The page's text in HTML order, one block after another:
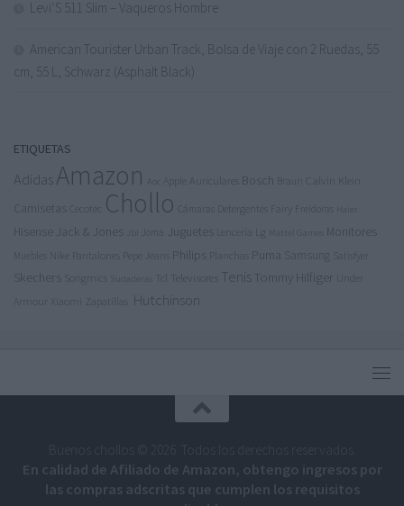
Levi’S 511 Slim – Vaqueros Hombre
American Tourister Urban Track, Bolsa de Viaje con 2 Ruedas, 55
cm, 55 L, Schwarz (Asphalt Black)
ETIQUETAS
AdidasAmazon Auriculares Bosch Braun
Camisetas Cecotec Chollo Detergentes
Hisense Jack & Jones Juguetes Lg Monitores
Pantalones Philips Puma Samsung
Skechers Songmics Tcl Televisores Tenis Tommy Hilfiger
Zapatillas Hutchinson
Buenos chollos © 2026. Todos los derechos reservados.
En calidad de Afiliado de Amazon, obtengo ingresos por
las compras adscritas que cumplen los requisitos